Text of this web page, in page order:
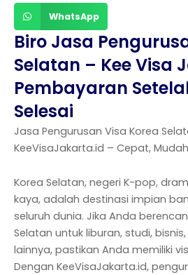
WhatsApp
Biro Jasa
Selatan – Kee Visa
Pembayaran
Selesai
Jasa Pengurusan Visa Korea
KeeVisaJakarta.id – Cepat,
Korea Selatan, negeri K-pop,
kaya, adalah destinasi impian
seluruh dunia. Jika Anda
Selatan untuk liburan, studi,
lainnya, pastikan Anda memiliki
Dengan KeeVisaJakarta.id,